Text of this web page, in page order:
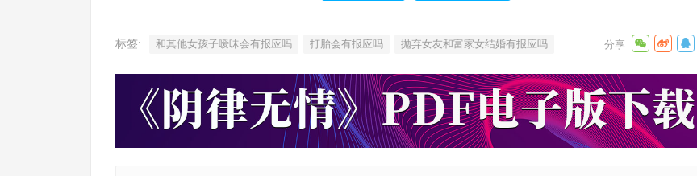
标签: 和其他女孩子暧昧会有报应吗 打胎会有报应吗 抛弃女友和富家女结婚有报应吗